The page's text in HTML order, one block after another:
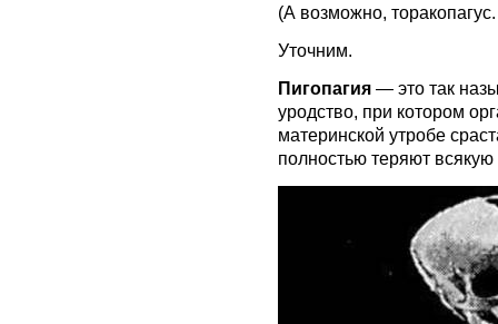
(А возможно,
Уточним.
Пигопагия — это так
уродство, при котором
материнской утробе
полностью теряют